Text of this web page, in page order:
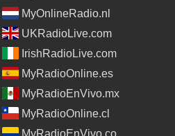
MyOnlineRadio.nl
UKRadioLive.com
IrishRadioLive.com
MyRadioOnline.es
MyRadioEnVivo.mx
MyRadioOnline.cl
MyRadioEnVivo.co